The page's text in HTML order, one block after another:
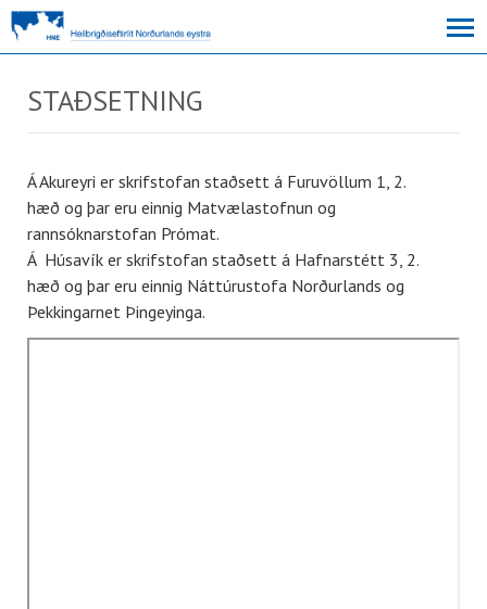
STAÐSETNING
Á Akureyri er skrifstofan staðsett á Furuvöllum 1, 2.
hæð og þar eru einnig Matvælastofnun og
rannsóknarstofan Prómat.
Á Húsavík er skrifstofan staðsett á Hafnarstétt 3, 2.
hæð og þar eru einnig Náttúrustofa Norðurlands og
Þekkingarnet Þingeyinga.